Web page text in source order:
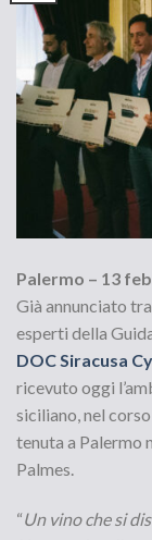
Palermo – 13
Già annunciato
esperti della
DOC Siracusa
ricevuto oggi
siciliano, nel
tenuta a Palermo
Palmes.
“Un vino che si